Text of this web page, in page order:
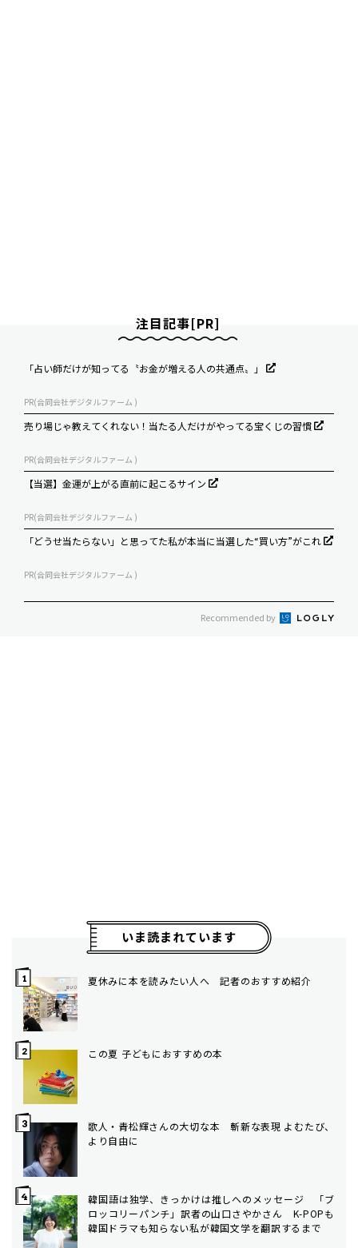
注目記事[PR]
「占い師だけが知ってる〝お金が増える人の共通点〟」
PR(合同会社デジタルファーム )
売り場じゃ教えてくれない！当たる人だけがやってる宝くじの習慣
PR(合同会社デジタルファーム )
【当選】金運が上がる直前に起こるサイン
PR(合同会社デジタルファーム )
「どうせ当たらない」と思ってた私が本当に当選した“買い方”がこれ
PR(合同会社デジタルファーム )
Recommended by
いま読まれています
夏休みに本を読みたい人へ 記者のおすすめ紹介
この夏 子どもにおすすめの本
歌人・青松輝さんの大切な本 斬新な表現 よむたび、
より自由に
韓国語は独学、きっかけは推しへのメッセージ 「ブ
ロッコリーパンチ」訳者の山口さやかさん K-POPも
韓国ドラマも知らない私が韓国文学を翻訳するまで